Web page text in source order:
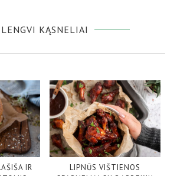
LENGVI KĄSNELIAI
IR
LIPNŪS VIŠTIENOS